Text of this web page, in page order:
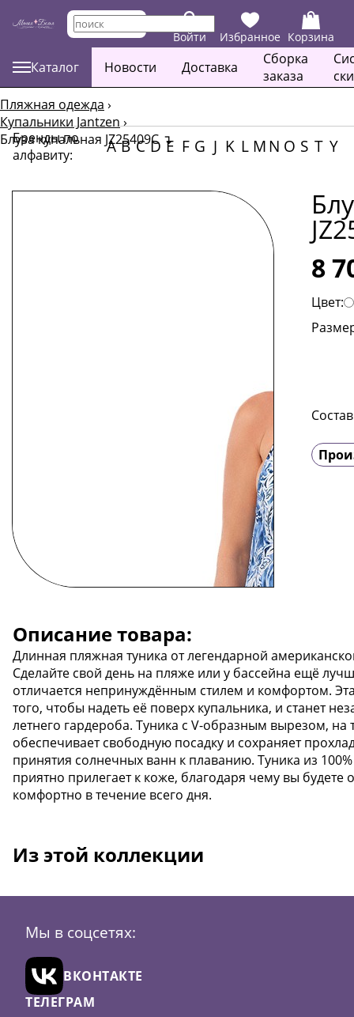
Войти Избранное Корзина
Каталог Новости Доставка
Сборка
заказа
Пляжная одежда ›
Купальники Jantzen›
Блуза купальная JZ25409C ↴
Бренды по
алфавиту:
A B C D E F G J K L MN O S T Y
8
Цвет:
Описание товара:
Длинная пляжная туника от легендарной
Сделайте свой день на пляже или у бассейна ещё
отличается непринуждённым стилем и комфортом.
того, чтобы надеть её поверх купальника, и станет
летнего гардероба. Туника с V-образным вырезом, на
обеспечивает свободную посадку и сохраняет
принятия солнечных ванн к плаванию. Туника из
приятно прилегает к коже, благодаря чему вы будете
комфортно в течение всего дня.
Из этой коллекции
Мы в соцсетях:
ВКОНТАКТЕ
ТЕЛЕГРАМ